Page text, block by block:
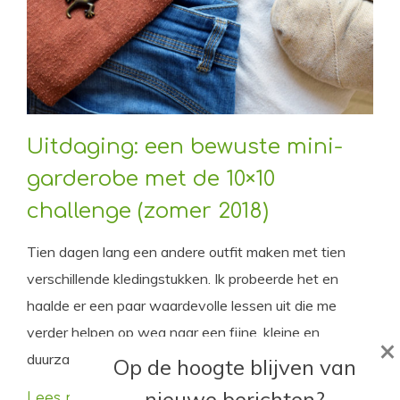
Uitdaging: een bewuste mini-
garderobe met de 10×10
challenge (zomer 2018)
Tien dagen lang een andere outfit maken met tien
verschillende kledingstukken. Ik probeerde het en
haalde er een paar waardevolle lessen uit die me
verder helpen op weg naar een fijne, kleine en
duurzame garderobe.Op de hoogte blijven van
×